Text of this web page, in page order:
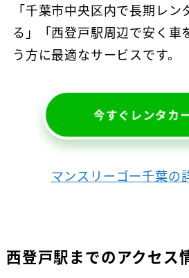
「千葉市中央区内で長期レン
る」「西登戸駅周辺で安く車
う方に最適なサービスです。
今すぐレンタカ
マンスリーゴー千葉の
西登戸駅までのアクセス